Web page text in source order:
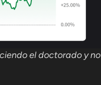
el doctorado y no